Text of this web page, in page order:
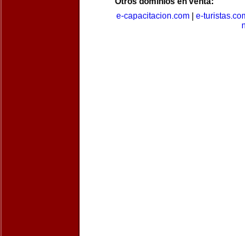
e-capacitacion.com
e-